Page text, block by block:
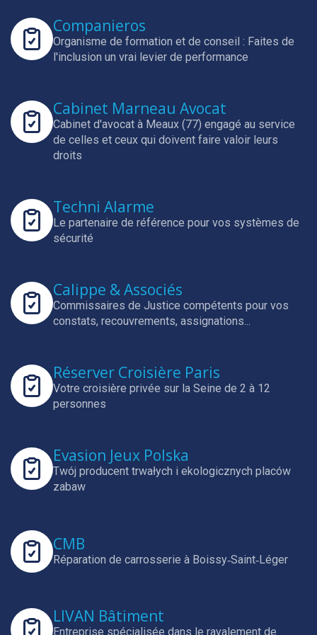
Companieros
Organisme de formation et de conseil : Faites de
l'inclusion un vrai levier de performance
Cabinet Marneau Avocat
Cabinet d'avocat à Meaux (77) engagé au service
de celles et ceux qui doivent faire valoir leurs
droits
Techni Alarme
Le partenaire de référence pour vos systèmes de
sécurité
Calippe & Associés
Commissaires de Justice compétents pour vos
constats, recouvrements, assignations...
Réserver Croisière Paris
Votre croisière privée sur la Seine de 2 à 12
personnes
Evasion Jeux Polska
Twój producent trwałych i ekologicznych placów
zabaw
CMB
Réparation de carrosserie à Boissy‑Saint‑Léger
LIVAN Bâtiment
Entreprise spécialisée dans le ravalement de